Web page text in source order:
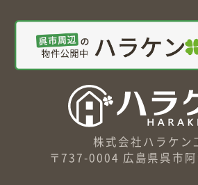
株式会社ハラケン
〒737-0004 広島県呉市